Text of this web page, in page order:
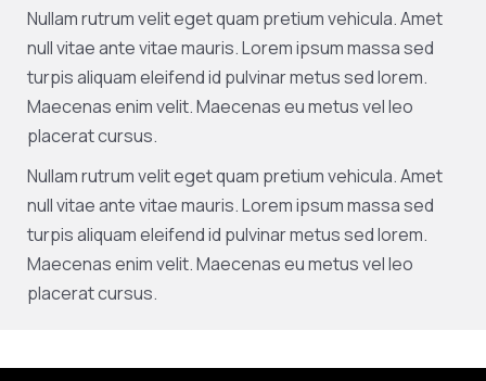
Nullam rutrum velit eget quam pretium vehicula. Amet
null vitae ante vitae mauris. Lorem ipsum massa sed
turpis aliquam eleifend id pulvinar metus sed lorem.
Maecenas enim velit. Maecenas eu metus vel leo
placerat cursus.
Nullam rutrum velit eget quam pretium vehicula. Amet
null vitae ante vitae mauris. Lorem ipsum massa sed
turpis aliquam eleifend id pulvinar metus sed lorem.
Maecenas enim velit. Maecenas eu metus vel leo
placerat cursus.